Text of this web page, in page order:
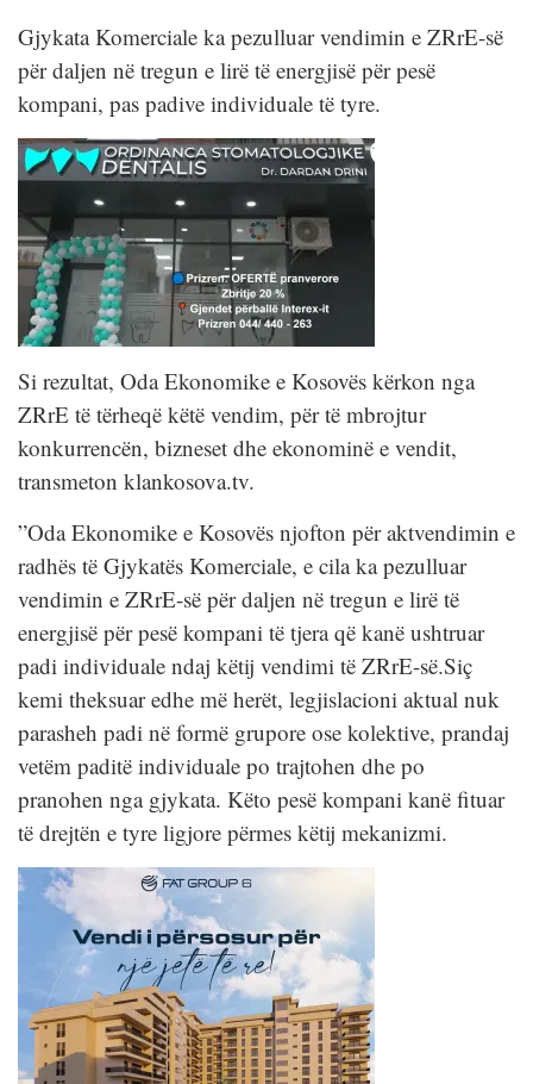
Gjykata Komerciale ka pezulluar vendimin e ZRrE-së
për daljen në tregun e lirë të energjisë për pesë
kompani, pas padive individuale të tyre.
Si rezultat, Oda Ekonomike e Kosovës kërkon nga
ZRrE të tërheqë këtë vendim, për të mbrojtur
konkurrencën, bizneset dhe ekonominë e vendit,
transmeton klankosova.tv.
”Oda Ekonomike e Kosovës njofton për aktvendimin e
radhës të Gjykatës Komerciale, e cila ka pezulluar
vendimin e ZRrE-së për daljen në tregun e lirë të
energjisë për pesë kompani të tjera që kanë ushtruar
padi individuale ndaj këtij vendimi të ZRrE-së.Siç
kemi theksuar edhe më herët, legjislacioni aktual nuk
parasheh padi në formë grupore ose kolektive, prandaj
vetëm paditë individuale po trajtohen dhe po
pranohen nga gjykata. Këto pesë kompani kanë fituar
të drejtën e tyre ligjore përmes këtij mekanizmi.